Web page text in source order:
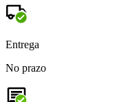
Entrega
No prazo